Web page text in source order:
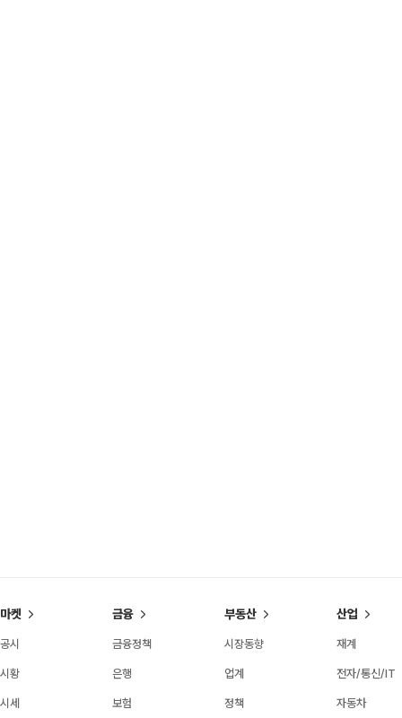
마켓
공시
시황
시세
금융
금융정책
은행
보험
부동산
시장동향
업계
정책
산업
재계
전자/통신/IT
자동차